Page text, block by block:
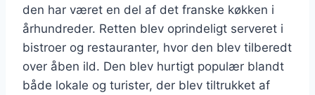
den har været en del af det franske køkken i
århundreder. Retten blev oprindeligt serveret i
bistroer og restauranter, hvor den blev tilberedt
over åben ild. Den blev hurtigt populær blandt
både lokale og turister, der blev tiltrukket af